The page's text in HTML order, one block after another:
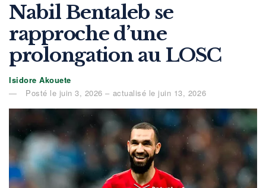
Nabil Bentaleb se
rapproche d’une
prolongation au LOSC
Isidore Akouete
Posté le juin 3, 2026 – actualisé le juin 13, 2026